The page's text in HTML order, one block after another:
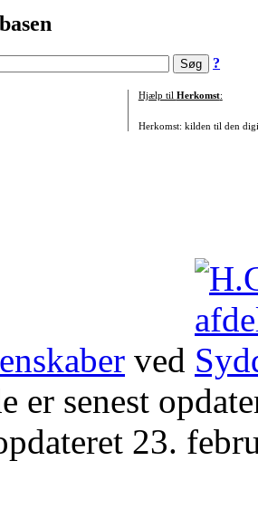
?
Hjælp til Herkomst:
Herkomst: kilden til den
ved
er senest
23.